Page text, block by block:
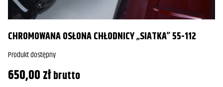
CHROMOWANA OSŁONA CHŁODNICY „SIATKA” 55-112
Produkt dostępny
650,00złbrutto